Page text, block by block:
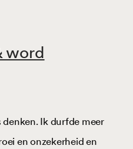
word
Ik durfde meer
en onzekerheid en